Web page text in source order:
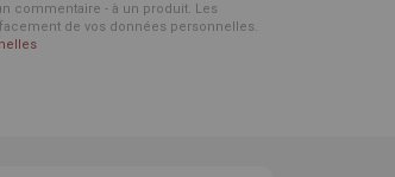
commentaire - à un produit. Les
de vos données personnelles.